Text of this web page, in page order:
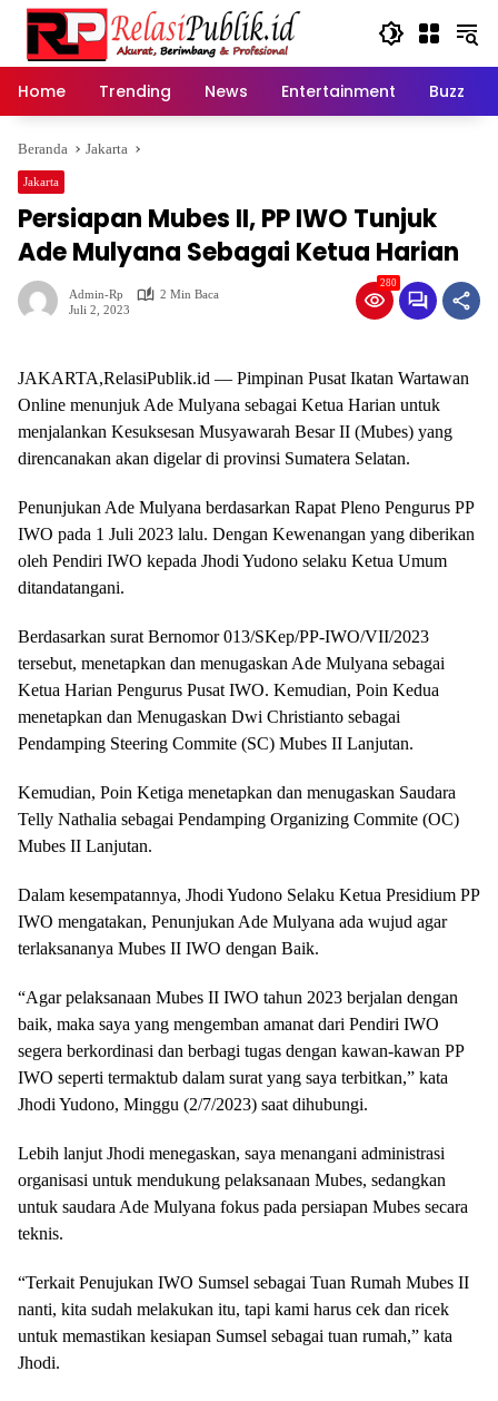
Langsung
konten
Home Trending News Entertainment Buzz
Beranda Jakarta
Jakarta
Persiapan Mubes II, PP IWO Tunjuk
Ade Mulyana Sebagai Ketua Harian
Admin-Rp
2 Min Baca
Juli 2, 2023
280
JAKARTA,RelasiPublik.id — Pimpinan Pusat Ikatan Wartawan
Online menunjuk Ade Mulyana sebagai Ketua Harian untuk
menjalankan Kesuksesan Musyawarah Besar II (Mubes) yang
direncanakan akan digelar di provinsi Sumatera Selatan.
Penunjukan Ade Mulyana berdasarkan Rapat Pleno Pengurus PP
IWO pada 1 Juli 2023 lalu. Dengan Kewenangan yang diberikan
oleh Pendiri IWO kepada Jhodi Yudono selaku Ketua Umum
ditandatangani.
Berdasarkan surat Bernomor 013/SKep/PP-IWO/VII/2023
tersebut, menetapkan dan menugaskan Ade Mulyana sebagai
Ketua Harian Pengurus Pusat IWO. Kemudian, Poin Kedua
menetapkan dan Menugaskan Dwi Christianto sebagai
Pendamping Steering Commite (SC) Mubes II Lanjutan.
Kemudian, Poin Ketiga menetapkan dan menugaskan Saudara
Telly Nathalia sebagai Pendamping Organizing Commite (OC)
Mubes II Lanjutan.
Dalam kesempatannya, Jhodi Yudono Selaku Ketua Presidium PP
IWO mengatakan, Penunjukan Ade Mulyana ada wujud agar
terlaksananya Mubes II IWO dengan Baik.
“Agar pelaksanaan Mubes II IWO tahun 2023 berjalan dengan
baik, maka saya yang mengemban amanat dari Pendiri IWO
segera berkordinasi dan berbagi tugas dengan kawan-kawan PP
IWO seperti termaktub dalam surat yang saya terbitkan,” kata
Jhodi Yudono, Minggu (2/7/2023) saat dihubungi.
Lebih lanjut Jhodi menegaskan, saya menangani administrasi
organisasi untuk mendukung pelaksanaan Mubes, sedangkan
untuk saudara Ade Mulyana fokus pada persiapan Mubes secara
teknis.
“Terkait Penujukan IWO Sumsel sebagai Tuan Rumah Mubes II
nanti, kita sudah melakukan itu, tapi kami harus cek dan ricek
untuk memastikan kesiapan Sumsel sebagai tuan rumah,” kata
Jhodi.